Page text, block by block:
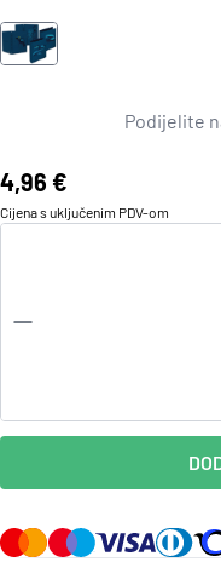
Podijelite
Cijena:
4,96 €
Cijena s uključenim PDV-om